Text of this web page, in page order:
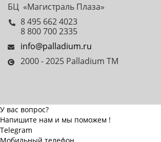
БЦ «Магистраль Плаза»
8 495 662 4023
8 800 700 2335
info@palladium.ru
2000 - 2025 Palladium TM
У вас вопрос?
Напишите нам и мы поможем !
Telegram
Мобильный телефон